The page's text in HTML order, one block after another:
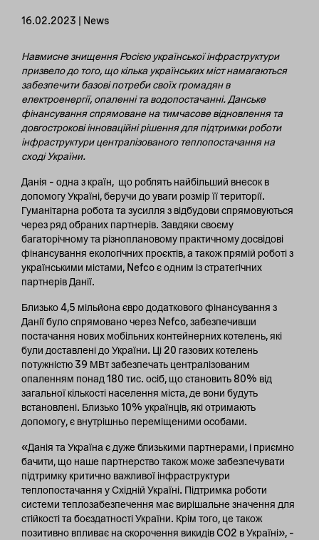
16.02.2023 | News
Навмисне знищення Росією української інфраструктури
призвело до того, що кілька українських міст намагаються
забезпечити базові потреби своїх громадян в
електроенергії, опаленні та водопостачанні. Данське
фінансування спрямоване на тимчасове відновлення та
довгострокові інноваційні рішення для підтримки роботи
інфраструктури централізованого теплопостачання на
сході України.
Данія – одна з країн, що роблять найбільший внесок в
допомогу Україні, беручи до уваги розмір її території.
Гуманітарна робота та зусилля з відбудови спрямовуються
через ряд обраних партнерів. Завдяки своєму
багаторічному та різноплановому практичному досвідові
фінансування екологічних проєктів, а також прямій роботі з
українськими містами, Nefco є одним із стратегічних
партнерів Данії.
Близько 4,5 мільйона євро додаткового фінансування з
Данії було спрямовано через Nefco, забезпечивши
постачання нових мобільних контейнерних котелень, які
були доставлені до України. Ці 20 газових котелень
потужністю 39 МВт забезпечать централізованим
опаленням понад 180 тис. осіб, що становить 80% від
загальної кількості населення міста, де вони будуть
встановлені. Близько 10% українців, які отримають
допомогу, є внутрішньо переміщеними особами.
«Данія та Україна є дуже близькими партнерами, і приємно
бачити, що наше партнерство також може забезпечувати
підтримку критично важливої інфраструктури
теплопостачання у Східній Україні. Підтримка роботи
системи теплозабезпечення має вирішальне значення для
стійкості та боєздатності України. Крім того, це також
позитивно впливає на скорочення викидів CO2 в Україні», –